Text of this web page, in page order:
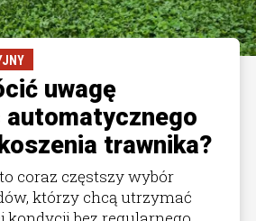
uwagę
automatycznego
trawnika?
coraz częstszy wybór
którzy chcą utrzymać